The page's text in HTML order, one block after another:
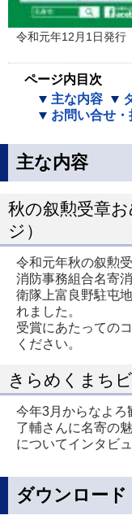
令和元年12月1日発行
ページ内目次
主な内容
お問い合せ・
主な内容
秋の叙勲受章
ジ）
令和元年秋の叙勲
消防事務組合名寄
衛隊上富良野駐屯
れました。
受賞にあたっての
ください。
きらめくまち
今年3月からなよろ
了輔さんに名寄の
についてインタビ
ダウンロード